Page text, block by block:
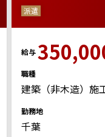
派遣
給与
職種
建築（非木造）施
勤務地
千葉